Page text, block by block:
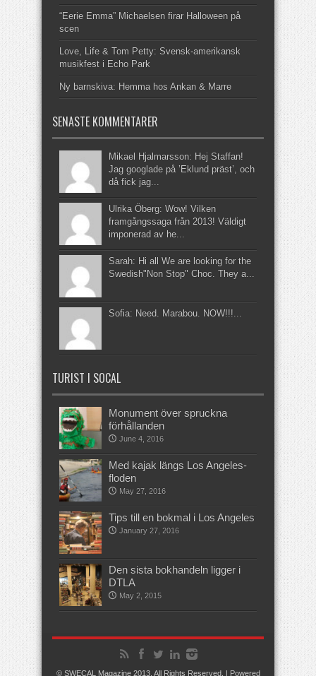
“Eerie Emma” Michaelsen firar Halloween på
scen
Love, Life & Tom Petty: Svensk-amerikansk
musikfest i Echo Park
Ny barnskiva: Hemma hos Ankan & Marre
SENASTE KOMMENTARER
Mikael Hjalmarsson: Hej Staffan!
Jag googlade på ’Eklund präst’, och
då fick jag...
Ulrika Öberg: Wow! Vilken
framgångssaga från 2013! Väldigt
imponerad av he...
Sarah: Hi all We are looking for the
Swedish"Non Stop" Choc. They a...
Sofia: Need. Marabou. NOW!!!...
TURIST I SOCAL
Monument över spruckna
förhållanden
June 4, 2016
Med kajak längs Los Angeles-
floden
May 27, 2016
Tips till en bokmal i Los Angeles
January 27, 2016
Den sista bokhandeln ligger i
DTLA
May 2, 2015
© SWECAL Magazine 2013, All Rights Reserved. | Powered